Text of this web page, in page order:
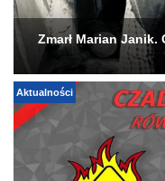
Zmarł Marian
Aktualności